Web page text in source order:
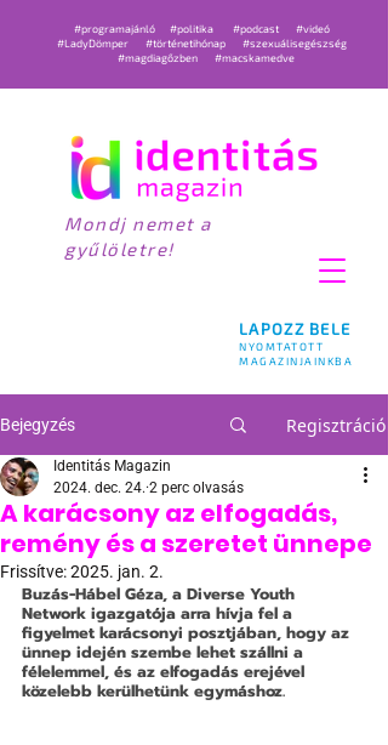
LAPOZZ BELE
NYOMTATOTT
MAGAZINJAINKBA
#programajánló #politika #podcast
#videó
#LadyDömper
#történetihónap
#szexuálisegészség
#magdiagőzben
#macskamedve
Mondj nemet a
gyűlöletre!
Bejegyzés Regisztráció
A karácsony az elfogadás,
remény és a szeretet ünnepe
Identitás Magazin
2024. dec. 24. 2 perc olvasás
Frissítve:2025. jan. 2.
Buzás-Hábel Géza, a Diverse Youth
Network igazgatója arra hívja fel a
figyelmet karácsonyi posztjában, hogy az
ünnep idején szembe lehet szállni a
félelemmel, és az elfogadás erejével
közelebb kerülhetünk egymáshoz.